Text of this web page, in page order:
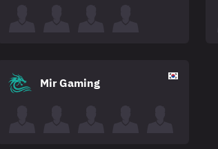
Mir Gaming